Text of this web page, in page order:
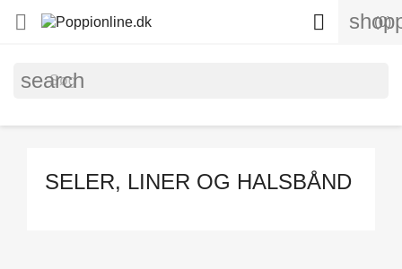
 (0)

search
SELER, LINER OG HALSBÅND